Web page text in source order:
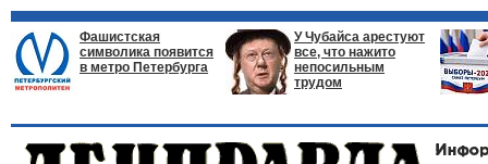
Фашистская
символика появится
в метро Петербурга
У Чубайса арестуют
все, что нажито
непосильным
трудом